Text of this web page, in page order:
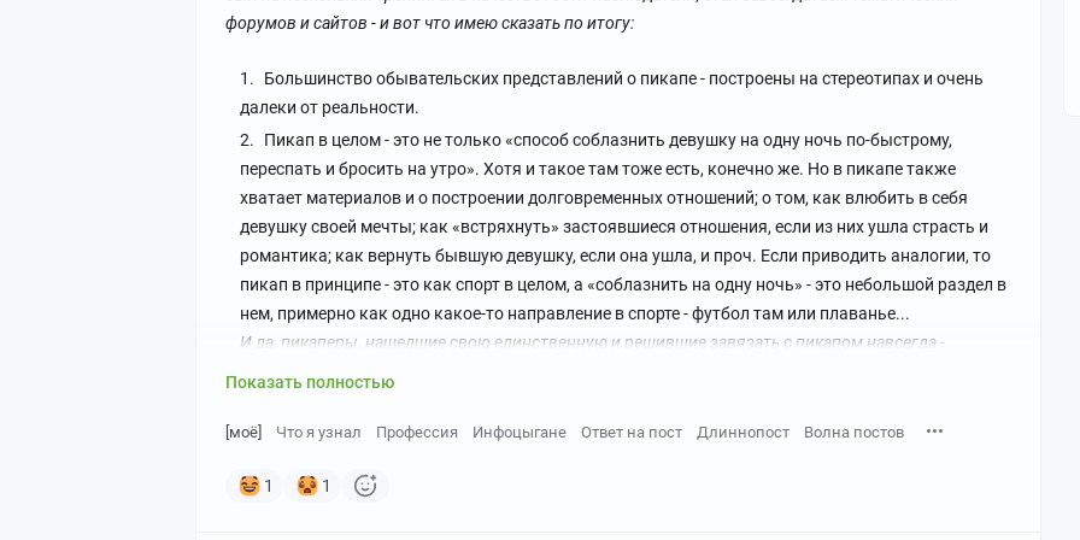
форумов и сайтов - и вот что имею сказать по итогу:
Большинство обывательских представлений о пикапе - построены на стереотипах и очень
далеки от реальности.
Пикап в целом - это не только «способ соблазнить девушку на одну ночь по-быстрому,
переспать и бросить на утро». Хотя и такое там тоже есть, конечно же. Но в пикапе также
хватает материалов и о построении долговременных отношений; о том, как влюбить в себя
девушку своей мечты; как «встряхнуть» застоявшиеся отношения, если из них ушла страсть и
романтика; как вернуть бывшую девушку, если она ушла, и проч. Если приводить аналогии, то
пикап в принципе - это как спорт в целом, а «соблазнить на одну ночь» - это небольшой раздел в
нем, примерно как одно какое-то направление в спорте - футбол там или плаванье...
И да, пикаперы, нашедшие свою единственную и решившие завязать с пикапом навсегда -
деле разница - как между спортом в принципе и какой-то отдельно взятой спорт-школой
приняты у него, совершенно необязательно будут распространяться на всех. В каждой избушке
Показать полностью
[моё] Что я узнал Профессия Инфоцыгане Ответ на пост Длиннопост Волна постов
1 1